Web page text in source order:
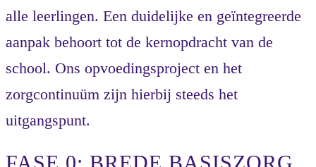
alle leerlingen. Een duidelijke en geïntegreerde
aanpak behoort tot de kernopdracht van de
school. Ons opvoedingsproject en het
zorgcontinuüm zijn hierbij steeds het
uitgangspunt.